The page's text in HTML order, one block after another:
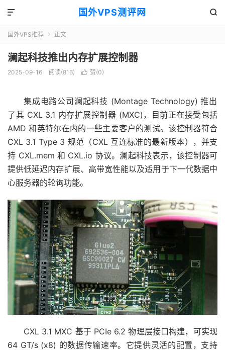
国外VPS测评网 

国外VPS推荐  正文
澜起科技推出内存扩展控制器
2025-09-16 阅读(816)  赞(0)
集成电路公司澜起科技 (Montage Technology) 推出
了其 CXL 3.1 内存扩展控制器 (MXC)，目前正在接受包括
AMD 和英特尔在内的一些主要客户的测试。该控制器符合
CXL 3.1 Type 3 规范（CXL 互连标准的最新版本），并支
持 CXL.mem 和 CXL.io 协议。澜起科技表示，该控制器可
提供低延迟内存扩展、高带宽性能以及适用于下一代数据中
心服务器的轮询功能。
CXL 3.1 MXC 基于 PCIe 6.2 物理层接口构建，可实现
64 GT/s (x8) 的数据传输速率。它提供灵活的配置，支持